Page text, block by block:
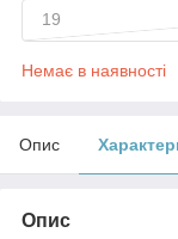
19
Немає в наявності
Опис
Опис